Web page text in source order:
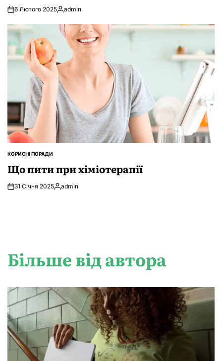
6 Лютого 2025Опубліковано
admin
ОПУБЛІКУВАТИ
КОРИСНІ ПОРАДИ
Що пити при хіміотерапії
31 Січня 2025Опубліковано
admin
Більше від автора